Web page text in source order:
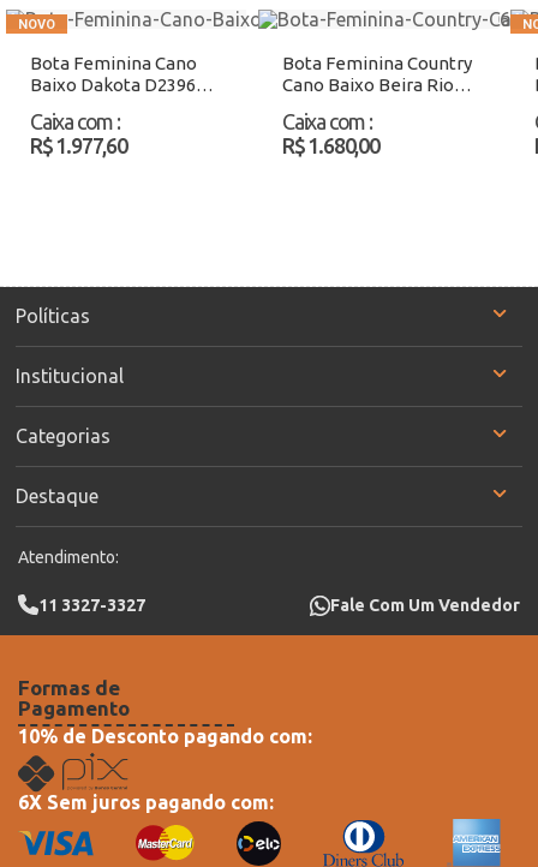
Bota Feminina Cano
Baixo Dakota D2396
Caixa com :
R$ 1.977,60
Bota Feminina Country
Cano Baixo Beira Rio
Caixa com :
R$ 1.680,00
Políticas
Institucional
Categorias
Destaque
Atendimento:
11 3327-3327 Fale Com Um Vendedor
Formas de
Pagamento
10% de Desconto pagando com:
6X Sem juros pagando com: